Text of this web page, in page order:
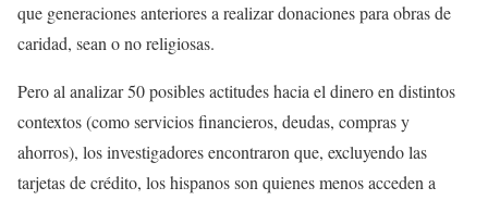
que generaciones anteriores a realizar donaciones para obras de
caridad, sean o no religiosas.
Pero al analizar 50 posibles actitudes hacia el dinero en distintos
contextos (como servicios financieros, deudas, compras y
ahorros), los investigadores encontraron que, excluyendo las
tarjetas de crédito, los hispanos son quienes menos acceden a